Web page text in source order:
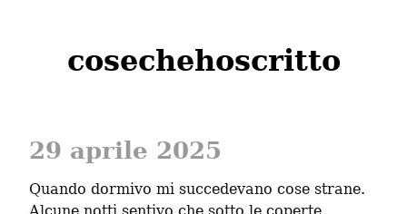
cosechehoscritto
29 aprile 2025
Quando dormivo mi succedevano cose strane.